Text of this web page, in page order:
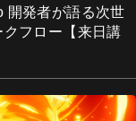
開発者が語る次世
フロー【来日講